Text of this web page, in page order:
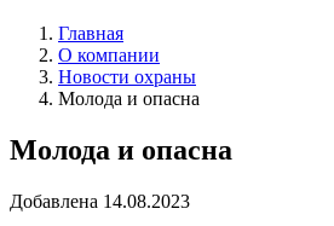
Главная
О компании
Новости охраны
Молода и опасна
Молода и опасна
Добавлена 14.08.2023